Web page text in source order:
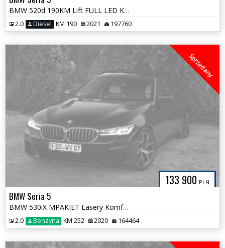
BMW 520d 190KM Lift FULL LED Kamera Cofania Wyjątkowy Kolor Bezwypadek
2.0 Diesel KM 190 2021 197760
133 900 PLN
Sprzedany
BMW Seria 5
BMW 530iX MPAKIET Lasery Komforty Harman Grana Kierownica Bezwypadkowa
2.0 Benzyna KM 252 2020 164464